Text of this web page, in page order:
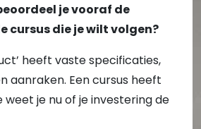
je vooraf de
cursus die je wilt volgen?
heeft vaste specificaties,
aanraken. Een cursus heeft
weet je nu of je investering de